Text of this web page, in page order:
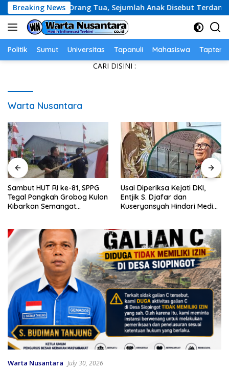
Skip
to
content
Breaking News
Orang Tua, Sejumlah Anak Disebut Terdampak
Politik Sumut Universitas Tapanuli Mahasiswa Tapteng
CARI DISINI :
Warta Nusantara
Sambut HUT RI ke-81, SPPG
Tegal Pangkah Grobog Kulon
Kibarkan Semangat
Usai Diperiksa Kejati DKI,
Entjik S. Djafar dan
Kuseryansyah Hindari Media,
Warta Nusantara July 30, 2026